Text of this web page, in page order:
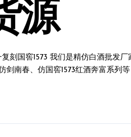
源
刻国窖1573 我们是精仿白酒批发厂
南春、仿国窖1573红酒奔富系列等